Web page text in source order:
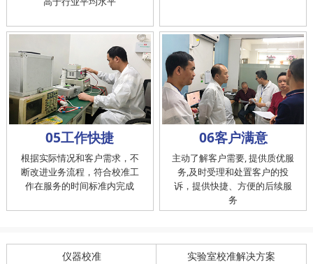
05工作快捷
根据实际情况和客户需求，不
断改进业务流程，符合校准工
作在服务的时间标准内完成
06客户满意
主动了解客户需要, 提供质优服
务,及时受理和处置客户的投
诉，提供快捷、方便的后续服
务
仪器校准 实验室校准解决方案